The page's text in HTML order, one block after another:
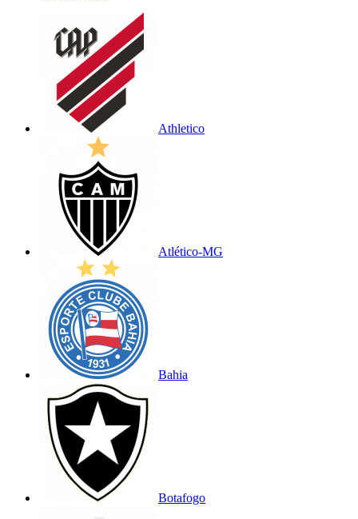
Athletico
Atlético-MG
Bahia
Botafogo